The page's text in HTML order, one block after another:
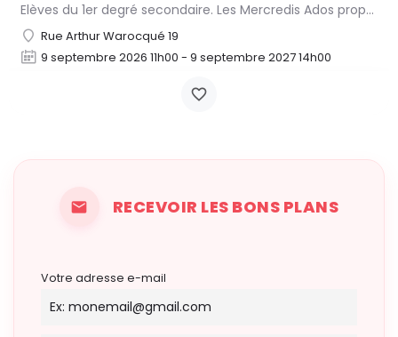
Elèves du 1er degré secondaire. Les Mercredis Ados proposent, aux jeunes, un accompagnement scolaire et une…
Rue Arthur Warocqué 19
9 septembre 2026 11h00 - 9 septembre 2027 14h00
RECEVOIR LES BONS PLANS
Votre adresse e-mail